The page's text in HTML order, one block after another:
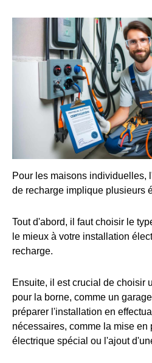
Pour les maisons individuelles,
de recharge implique plusieurs
Tout d'abord, il faut choisir le
le mieux à votre installation
recharge.
Ensuite, il est crucial de choisir
pour la borne, comme un
préparer l'installation en
nécessaires, comme la mise en
électrique spécial ou l'ajout